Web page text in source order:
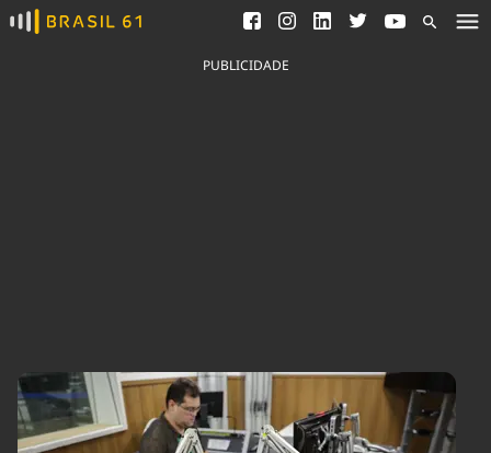
Ver todas as notícias
Saneamento
Indicadores
Agronegócios
Brasil
Comportamento
Cultura
Meio Ambiente
Podcast
PUBLICIDADE